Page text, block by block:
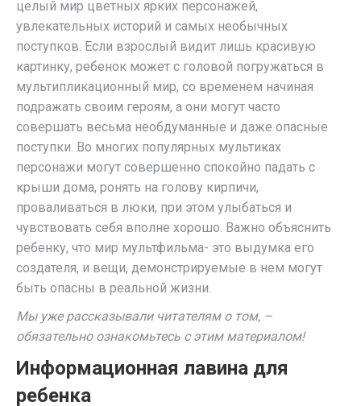
целый мир цветных ярких персонажей,
увлекательных историй и самых необычных
поступков. Если взрослый видит лишь красивую
картинку, ребенок может с головой погружаться в
мультипликационный мир, со временем начиная
подражать своим героям, а они могут часто
совершать весьма необдуманные и даже опасные
поступки. Во многих популярных мультиках
персонажи могут совершенно спокойно падать с
крыши дома, ронять на голову кирпичи,
проваливаться в люки, при этом улыбаться и
чувствовать себя вполне хорошо. Важно объяснить
ребенку, что мир мультфильма- это выдумка его
создателя, и вещи, демонстрируемые в нем могут
быть опасны в реальной жизни.
Мы уже рассказывали читателям о том, –
обязательно ознакомьтесь с этим материалом!
Информационная лавина для
ребенка